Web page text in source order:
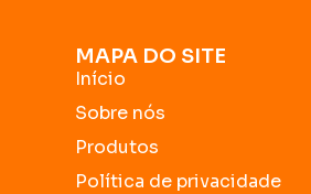
MAPA DO SITE
Início
Sobre nós
Produtos
Política de privacidade